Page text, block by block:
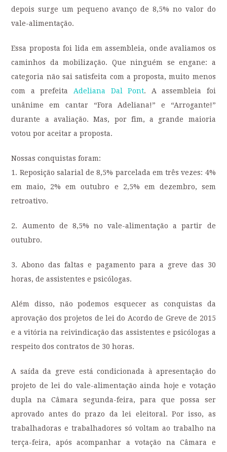
depois surge um pequeno avanço de 8,5% no valor do
vale-alimentação.
Essa proposta foi lida em assembleia, onde avaliamos os
caminhos da mobilização. Que ninguém se engane: a
categoria não sai satisfeita com a proposta, muito menos
com a prefeita Adeliana Dal Pont. A assembleia foi
unânime em cantar “Fora Adeliana!” e “Arrogante!”
durante a avaliação. Mas, por fim, a grande maioria
votou por aceitar a proposta.
Nossas conquistas foram:
1. Reposição salarial de 8,5% parcelada em três vezes: 4%
em maio, 2% em outubro e 2,5% em dezembro, sem
retroativo.
2. Aumento de 8,5% no vale-alimentação a partir de
outubro.
3. Abono das faltas e pagamento para a greve das 30
horas, de assistentes e psicólogas.
Além disso, não podemos esquecer as conquistas da
aprovação dos projetos de lei do Acordo de Greve de 2015
e a vitória na reivindicação das assistentes e psicólogas a
respeito dos contratos de 30 horas.
A saída da greve está condicionada à apresentação do
projeto de lei do vale-alimentação ainda hoje e votação
dupla na Câmara segunda-feira, para que possa ser
aprovado antes do prazo da lei eleitoral. Por isso, as
trabalhadoras e trabalhadores só voltam ao trabalho na
terça-feira, após acompanhar a votação na Câmara e